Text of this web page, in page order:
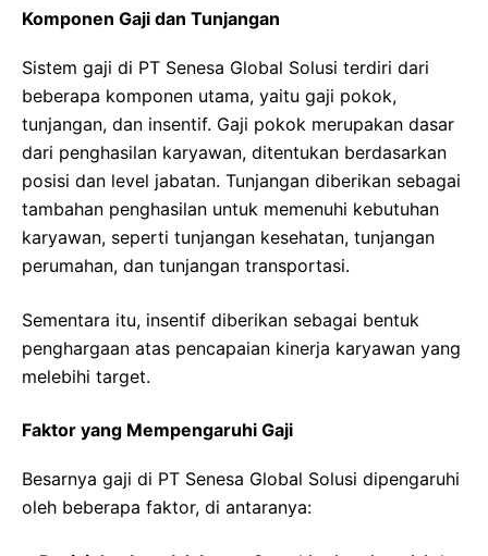
Komponen Gaji dan Tunjangan
Sistem gaji di PT Senesa Global Solusi terdiri dari
beberapa komponen utama, yaitu gaji pokok,
tunjangan, dan insentif. Gaji pokok merupakan dasar
dari penghasilan karyawan, ditentukan berdasarkan
posisi dan level jabatan. Tunjangan diberikan sebagai
tambahan penghasilan untuk memenuhi kebutuhan
karyawan, seperti tunjangan kesehatan, tunjangan
perumahan, dan tunjangan transportasi.
Sementara itu, insentif diberikan sebagai bentuk
penghargaan atas pencapaian kinerja karyawan yang
melebihi target.
Faktor yang Mempengaruhi Gaji
Besarnya gaji di PT Senesa Global Solusi dipengaruhi
oleh beberapa faktor, di antaranya: